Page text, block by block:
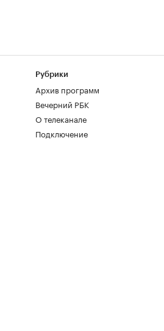
Рубрики
Архив программ
Вечерний РБК
О телеканале
Подключение